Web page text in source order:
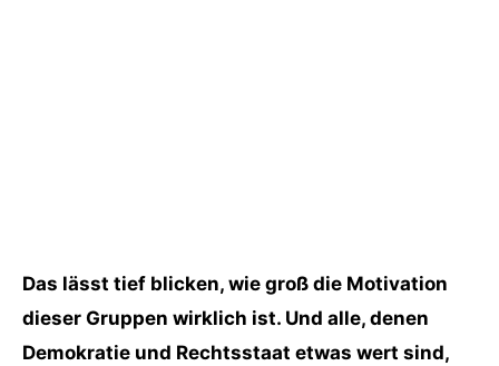
Das lässt tief blicken, wie groß die Motivation
dieser Gruppen wirklich ist. Und alle, denen
Demokratie und Rechtsstaat etwas wert sind,